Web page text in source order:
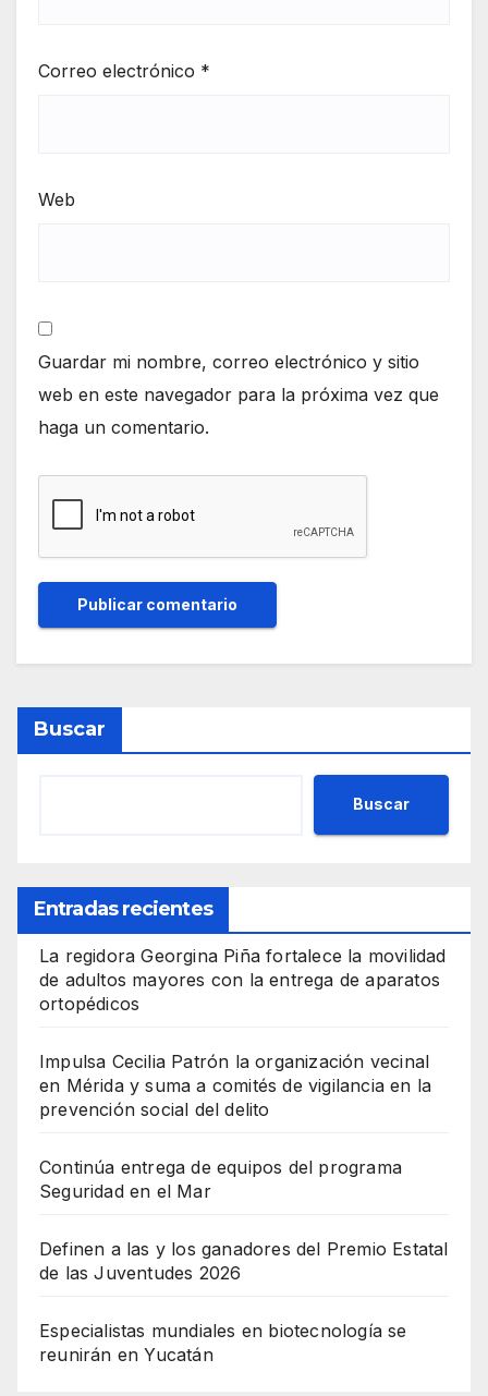
Correo electrónico *
Web
Guardar mi nombre, correo electrónico y sitio
web en este navegador para la próxima vez que
haga un comentario.
Buscar
Buscar
Entradas recientes
La regidora Georgina Piña fortalece la movilidad
de adultos mayores con la entrega de aparatos
ortopédicos
Impulsa Cecilia Patrón la organización vecinal
en Mérida y suma a comités de vigilancia en la
prevención social del delito
Continúa entrega de equipos del programa
Seguridad en el Mar
Definen a las y los ganadores del Premio Estatal
de las Juventudes 2026
Especialistas mundiales en biotecnología se
reunirán en Yucatán